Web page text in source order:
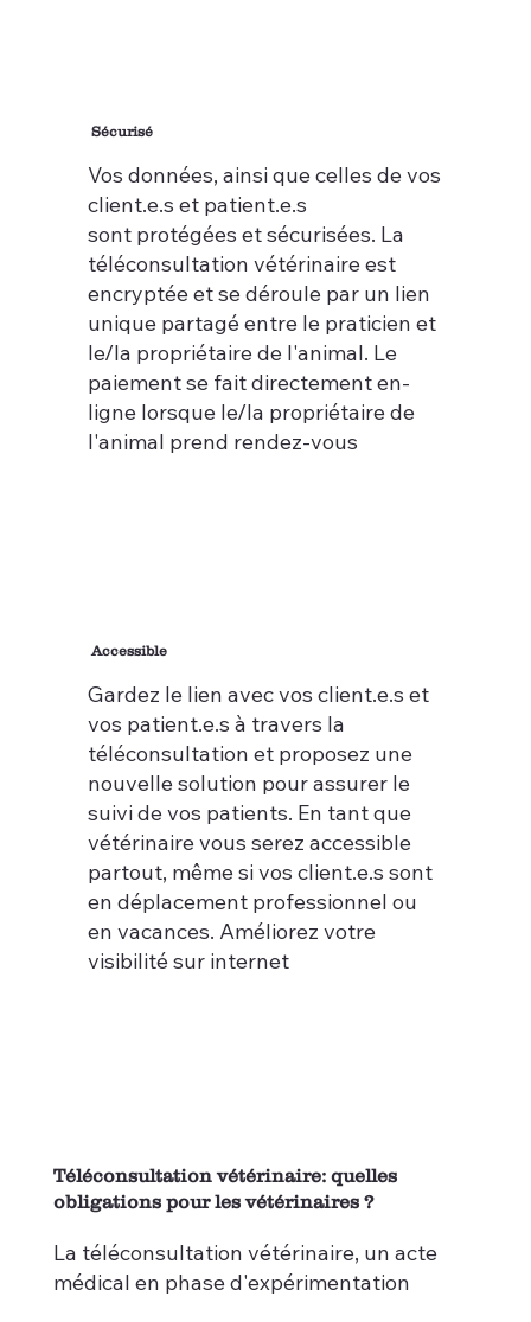
Sécurisé
Vos données, ainsi que celles de vos
client.e.s et patient.e.s
sont protégées et sécurisées. La
téléconsultation vétérinaire est
encryptée et se déroule par un lien
unique partagé entre le praticien et
le/la propriétaire de l'animal. Le
paiement se fait directement en-
ligne lorsque le/la propriétaire de
l'animal prend rendez-vous
Accessible
Gardez le lien avec vos client.e.s et
vos patient.e.s à travers la
téléconsultation et proposez une
nouvelle solution pour assurer le
suivi de vos patients. En tant que
vétérinaire vous serez accessible
partout, même si vos client.e.s sont
en déplacement professionnel ou
en vacances. Améliorez votre
visibilité sur internet
Téléconsultation vétérinaire: quelles
obligations pour les vétérinaires ?
La téléconsultation vétérinaire, un acte
médical en phase d'expérimentation